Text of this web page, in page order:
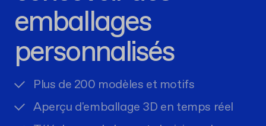
emballages
personnalisés
Plus de 200 modèles et motifs
Aperçu d'emballage 3D en temps réel